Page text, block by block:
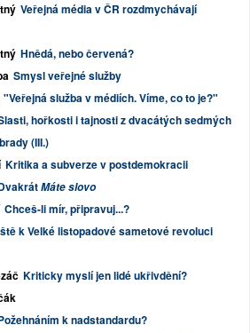
Veřejná média v ČR rozdmychávají
Hnědá, nebo červená?
Smysl veřejné služby
"Veřejná služba v médiích. Víme, co to je?"
hořkosti i tajnosti z dvacátých sedmých
(III.)
Kritika a subverze v postdemokracii
Máte slovo
Chceš-li mír, připravuj...?
k Velké listopadové sametové revoluci
Kriticky myslí jen lidé ukřivdění?
k nadstandardu?